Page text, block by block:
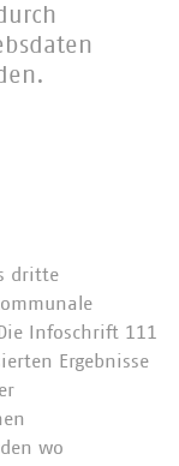
dritte
Infoschrift 111
Ergebnisse
wo